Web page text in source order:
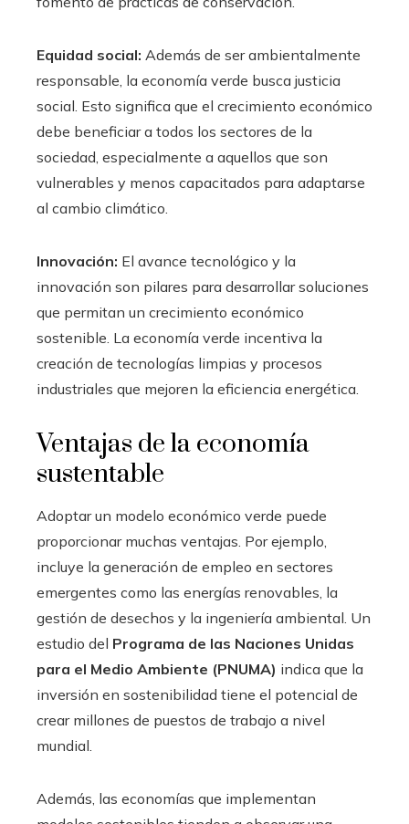
Equidad social: Además de ser ambientalmente
responsable, la economía verde busca justicia
social. Esto significa que el crecimiento económico
debe beneficiar a todos los sectores de la
sociedad, especialmente a aquellos que son
vulnerables y menos capacitados para adaptarse
al cambio climático.
Innovación: El avance tecnológico y la
innovación son pilares para desarrollar soluciones
que permitan un crecimiento económico
sostenible. La economía verde incentiva la
creación de tecnologías limpias y procesos
industriales que mejoren la eficiencia energética.
Ventajas de la economía
sustentable
Adoptar un modelo económico verde puede
proporcionar muchas ventajas. Por ejemplo,
incluye la generación de empleo en sectores
emergentes como las energías renovables, la
gestión de desechos y la ingeniería ambiental. Un
estudio del Programa de las Naciones Unidas
para el Medio Ambiente (PNUMA) indica que la
inversión en sostenibilidad tiene el potencial de
crear millones de puestos de trabajo a nivel
mundial.
Además, las economías que implementan